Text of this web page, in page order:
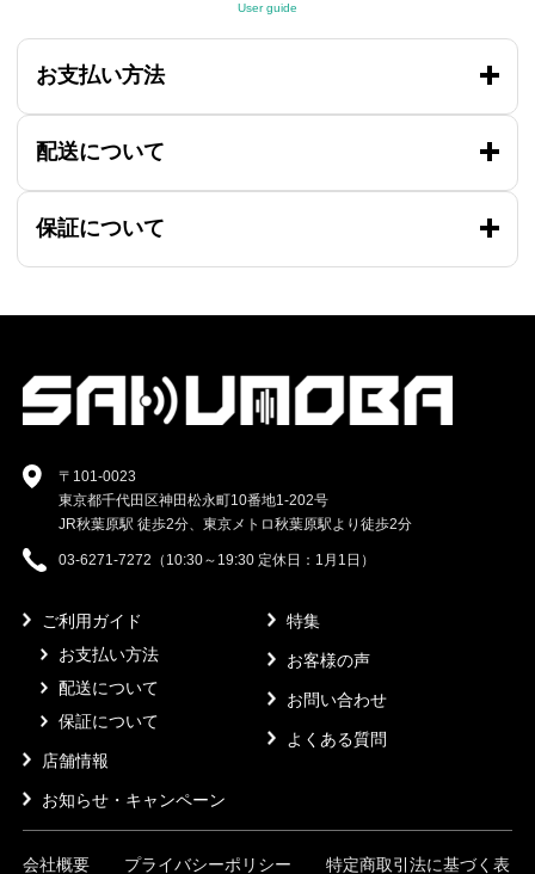
User guide
お支払い方法
配送について
保証について
〒101-0023
東京都千代田区神田松永町10番地1-202号
JR秋葉原駅 徒歩2分、東京メトロ秋葉原駅より徒歩2分
03-6271-7272（10:30～19:30 定休日：1月1日）
ご利用ガイド
お支払い方法
配送について
保証について
店舗情報
お知らせ・キャンペーン
特集
お客様の声
お問い合わせ
よくある質問
会社概要 プライバシーポリシー 特定商取引法に基づく表